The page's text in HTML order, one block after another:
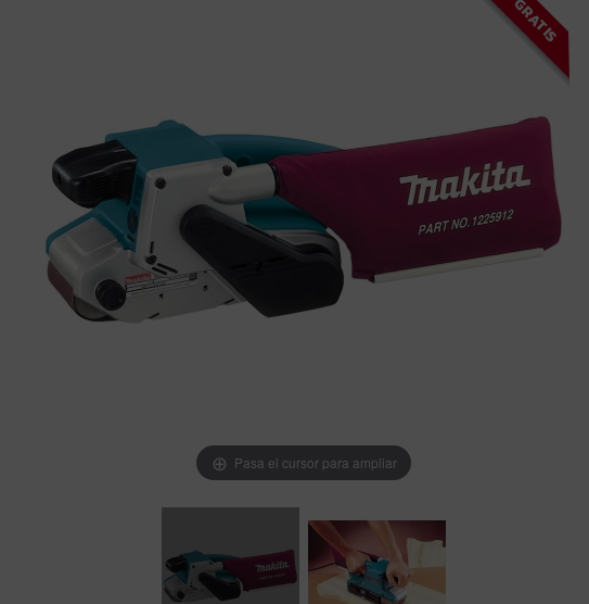
Pasa el cursor para ampliar